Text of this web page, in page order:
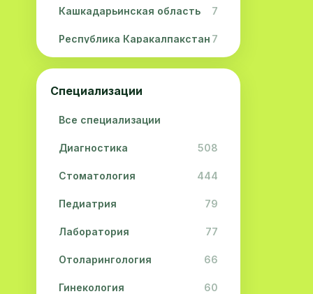
Кашкадарьинская область 7
Республика Каракалпакстан 7
Навоийская область 5
Джизакская область
Сурхандарьинская область
Сырдарьинская область 2
Хорезмская область 2
Специализации
Все специализации
Диагностика 508
Стоматология 444
Педиатрия 79
Лаборатория 77
Отоларингология 66
Гинекология 60